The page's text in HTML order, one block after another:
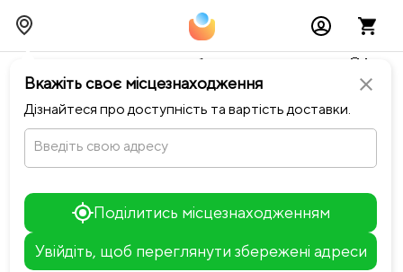
close
Вкажіть своє місцезнаходження
Дізнайтеся про доступність та вартість доставки.
Введіть свою адресу
Поділитись місцезнаходженням
Увійдіть, щоб переглянути збережені адреси
Тимчасово можливі перебої із онлайн оплатами🥺🔧
chevron_leftПовернутися до Sparkle